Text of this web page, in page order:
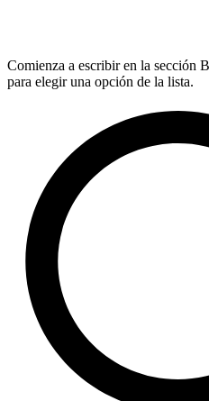
Comienza a escribir en la sección
para elegir una opción de la lista.